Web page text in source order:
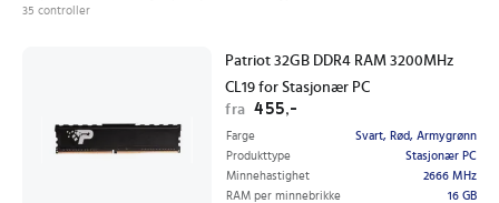
35 controller
Patriot 32GB DDR4 RAM 3200MHz
CL19 for Stasjonær PC
fra 455,-
Farge
Svart, Rød, Armygrønn
Produkttype
Stasjonær PC
Minnehastighet
2666 MHz
RAM per minnebrikke
16 GB